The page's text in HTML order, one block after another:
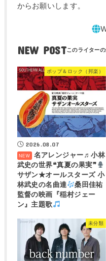
からお願いします。
NEW POST
ポップ＆ロック（邦楽）
2026.08.07
名アレンジャー♬小林
武史の世界❝真夏の果実❞
サザン★オールスターズ 小
林武史の名曲達
桑田佳祐
監督の映画『稲村ジェー
ン』主題歌
未分類